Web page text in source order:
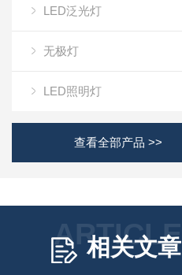
LED泛光灯
无极灯
LED照明灯
查看全部产品 >>
ARTICLE
相关文章